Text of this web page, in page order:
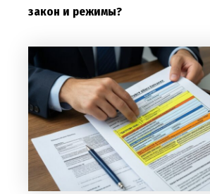
закон и режимы?